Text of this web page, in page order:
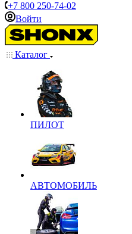
+7 800 250-74-02
Войти
Каталог
ПИЛОТ
АВТОМОБИЛЬ